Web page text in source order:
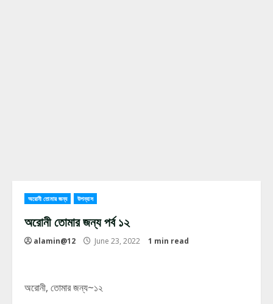
অরোনী তোমার জন্য উপন্যাস
অরোনী তোমার জন্য পর্ব ১২
alamin@12 June 23, 2022 1 min read
অরোনী, তোমার জন্য~১২